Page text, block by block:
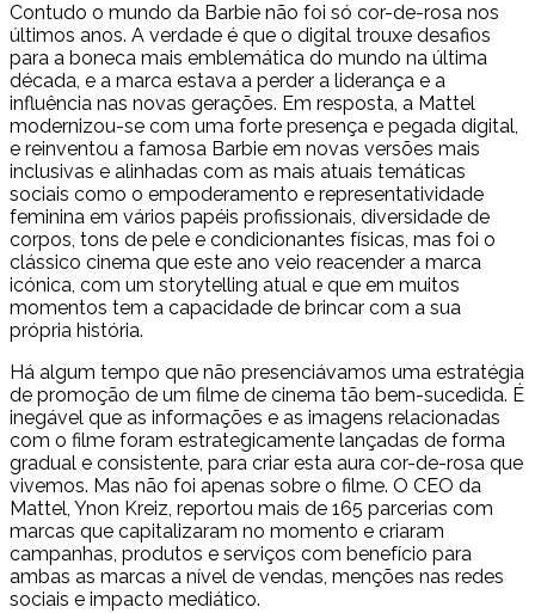
Contudo o mundo da Barbie não foi só cor-de-rosa nos
últimos anos. A verdade é que o digital trouxe desafios
para a boneca mais emblemática do mundo na última
década, e a marca estava a perder a liderança e a
influência nas novas gerações. Em resposta, a Mattel
modernizou-se com uma forte presença e pegada digital,
e reinventou a famosa Barbie em novas versões mais
inclusivas e alinhadas com as mais atuais temáticas
sociais como o empoderamento e representatividade
feminina em vários papéis profissionais, diversidade de
corpos, tons de pele e condicionantes físicas, mas foi o
clássico cinema que este ano veio reacender a marca
icónica, com um storytelling atual e que em muitos
momentos tem a capacidade de brincar com a sua
própria história.
Há algum tempo que não presenciávamos uma estratégia
de promoção de um filme de cinema tão bem-sucedida. É
inegável que as informações e as imagens relacionadas
com o filme foram estrategicamente lançadas de forma
gradual e consistente, para criar esta aura cor-de-rosa que
vivemos. Mas não foi apenas sobre o filme. O CEO da
Mattel, Ynon Kreiz, reportou mais de 165 parcerias com
marcas que capitalizaram no momento e criaram
campanhas, produtos e serviços com benefício para
ambas as marcas a nível de vendas, menções nas redes
sociais e impacto mediático.